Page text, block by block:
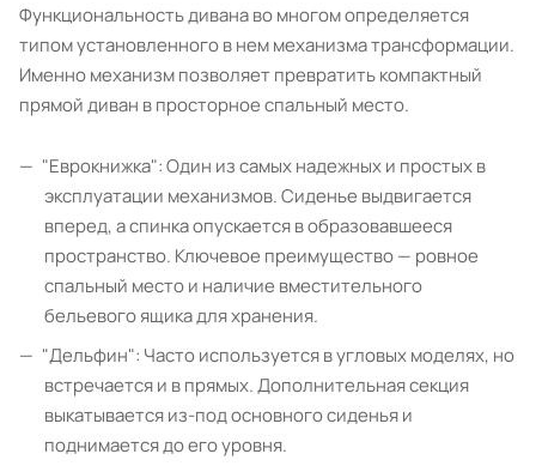
Функциональность дивана во многом определяется
типом установленного в нем механизма трансформации.
Именно механизм позволяет превратить компактный
прямой диван в просторное спальный место.
"Еврокнижка": Один из самых надежных и простых в
эксплуатации механизмов. Сиденье выдвигается
вперед, а спинка опускается в образовавшееся
пространство. Ключевое преимущество — ровное
спальный место и наличие вместительного
бельевого ящика для хранения.
"Дельфин": Часто используется в угловых моделях, но
встречается и в прямых. Дополнительная секция
выкатывается из-под основного сиденья и
поднимается до его уровня.